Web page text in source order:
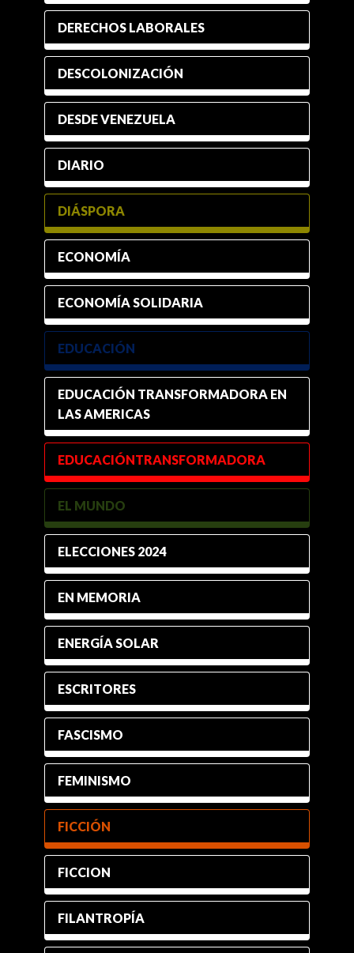
DERECHOS LABORALES
DESCOLONIZACIÓN
DESDE VENEZUELA
DIARIO
DIÁSPORA
ECONOMÍA
ECONOMÍA SOLIDARIA
EDUCACIÓN
EDUCACIÓN TRANSFORMADORA EN
LAS AMERICAS
EDUCACIÓNTRANSFORMADORA
EL MUNDO
ELECCIONES 2024
EN MEMORIA
ENERGÍA SOLAR
ESCRITORES
FASCISMO
FEMINISMO
FICCIÓN
FICCION
FILANTROPÍA